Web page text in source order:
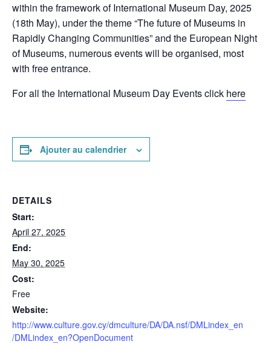
within the framework of International Museum Day, 2025
(18th May), under the theme “The future of Museums in
Rapidly Changing Communities” and the European Night
of Museums, numerous events will be organised, most
with free entrance.
For all the International Museum Day Events click here
Ajouter au calendrier
DETAILS
Start:
April 27, 2025
End:
May 30, 2025
Cost:
Free
Website:
http://www.culture.gov.cy/dmculture/DA/DA.nsf/DMLindex_en
/DMLindex_en?OpenDocument